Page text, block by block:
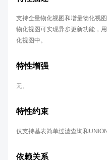
支持全量物化视图和增量物化视
物化视图可实现异步更新功能，
化视图中。
特性增强
无。
特性约束
仅支持基表简单过滤查询和
依赖关系